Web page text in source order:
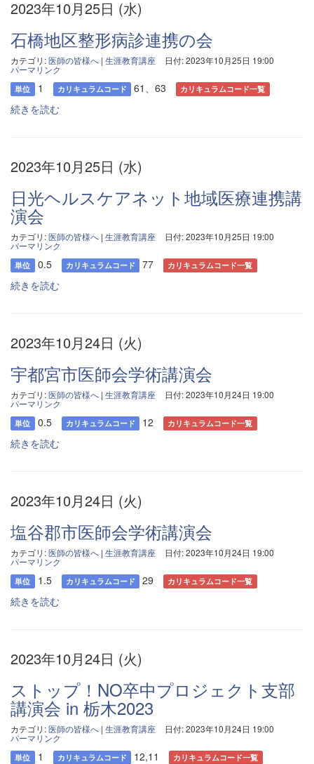
2023年10月25日 (水)
石橋地区整形病診連携の会
カテゴリ:医師の皆様へ | 生涯教育講座 日付: 2023年10月25日 19:00
パーマリンク
単位 1 カリキュラムコード 61、63 カリキュラムコード一覧
続きを読む
2023年10月25日 (水)
日光ヘルスケアネット地域医療連携講
演会
カテゴリ:医師の皆様へ | 生涯教育講座 日付: 2023年10月25日 19:00
パーマリンク
単位 0.5 カリキュラムコード 77 カリキュラムコード一覧
続きを読む
2023年10月24日 (火)
宇都宮市医師会学術講演会
カテゴリ:医師の皆様へ | 生涯教育講座 日付: 2023年10月24日 19:00
パーマリンク
単位 0.5 カリキュラムコード 12 カリキュラムコード一覧
続きを読む
2023年10月24日 (火)
塩谷郡市医師会学術講演会
カテゴリ:医師の皆様へ | 生涯教育講座 日付: 2023年10月24日 19:00
パーマリンク
単位 1.5 カリキュラムコード 29 カリキュラムコード一覧
続きを読む
2023年10月24日 (火)
ストップ！NO卒中プロジェクト支部
講演会 in 栃木2023
カテゴリ:医師の皆様へ | 生涯教育講座 日付: 2023年10月24日 19:00
パーマリンク
単位 1 カリキュラムコード 12,11 カリキュラムコード一覧